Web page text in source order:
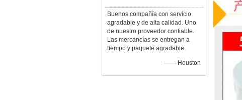
Buenos compañía con servicio
agradable y de alta calidad. Uno
de nuestro proveedor confiable.
Las mercancías se entregan a
tiempo y paquete agradable.
—— Houston